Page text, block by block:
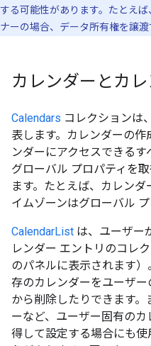
する可能性があります。たとえ
ナーの場合、データ所有権を譲渡
カレンダーとカ
Calendars コレクションは
表します。カレンダーの
ンダーにアクセスできる
グローバル プロパティを
ます。たとえば、カレン
イムゾーンはグローバル プ
CalendarList は、ユーザー
レンダー エントリのコレ
のパネルに表示されます
存のカレンダーをユーザ
から削除したりできます
ーなど、ユーザー固有の
得して設定する場合にも